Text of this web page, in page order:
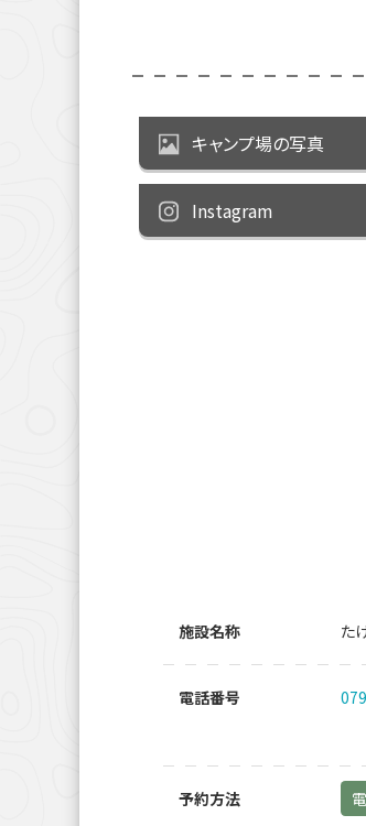
キャンプ場の写真
Instagram
施設名称 た
電話番号
予約方法